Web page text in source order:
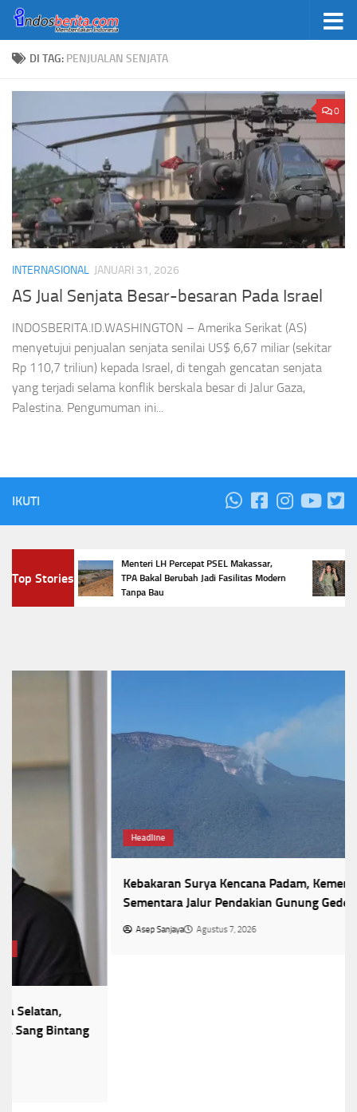
Skip to content
DI TAG: PENJUALAN SENJATA
0
INTERNASIONAL JANUARI 31, 2026
AS Jual Senjata Besar-besaran Pada Israel
INDOSBERITA.ID.WASHINGTON – Amerika Serikat (AS)
menyetujui penjualan senjata senilai US$ 6,67 miliar (sekitar
Rp 110,7 triliun) kepada Israel, di tengah gencatan senjata
yang terjadi selama konflik berskala besar di Jalur Gaza,
Palestina. Pengumuman ini...
IKUTI
Top Stories
Menteri LH Percepat PSEL Makassar,
TPA Bakal Berubah Jadi Fasilitas Modern
Tanpa Bau
5
Kebakaran Surya Kencana Padam, Kemenhut Tutup
Sementara Jalur Pendakian Gunung Gede
Asep Sanjaya Agustus 7, 2026